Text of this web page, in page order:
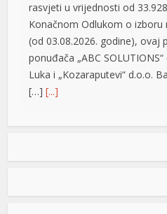
rasvjeti u vrijednosti od
Konačnom Odlukom o
(od 03.08.2026. godine), ovaj
ponuđača „ABC
Luka i „Kozaraputevi“ d.o.o.
[…][...]
Preminuo Drago Galić:
U 73. godini
Euroherca te